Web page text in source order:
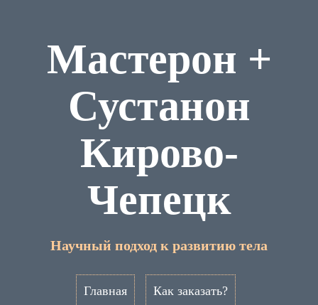
Мастерон +
Сустанон
Кирово-
Чепецк
Научный подход к развитию тела
Главная Как заказать?